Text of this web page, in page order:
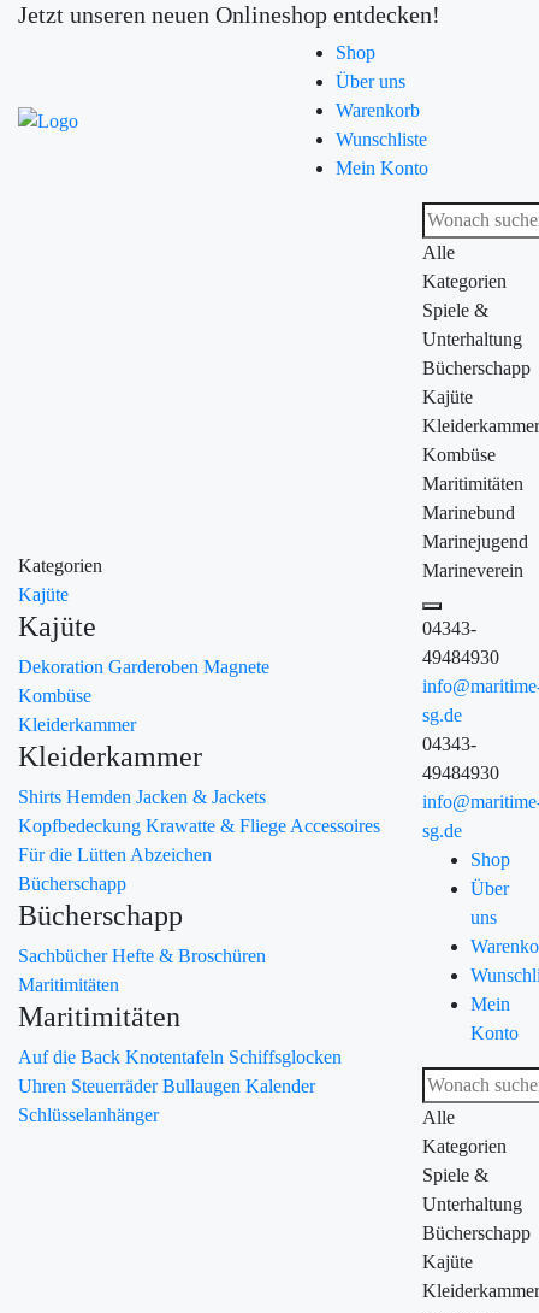
Jetzt unseren neuen Onlineshop entdecken!
Shop
Über uns
Warenkorb
Wunschliste
Mein Konto
Kategorien
Kajüte
Kajüte
Dekoration Garderoben Magnete
Kombüse
Kleiderkammer
Kleiderkammer
Shirts Hemden Jacken & Jackets
Kopfbedeckung Krawatte & Fliege Accessoires
Für die Lütten Abzeichen
Bücherschapp
Bücherschapp
SachbücherHefte & Broschüren
Maritimitäten
Maritimitäten
Auf die Back Knotentafeln Schiffsglocken
Uhren SteuerräderBullaugen Kalender
Schlüsselanhänger
Alle
Kategorien
Spiele &
Unterhaltung
Bücherschapp
Kajüte
Kleiderkammer
Kombüse
Maritimitäten
Marinebund
Marinejugend
Marineverein
04343-
49484930
sg.de
04343-
49484930
sg.de
Shop
Über
uns
Mein
Konto
Alle
Kategorien
Spiele &
Unterhaltung
Bücherschapp
Kajüte
Kleiderkammer